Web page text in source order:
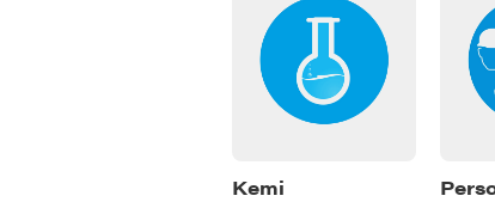
Kemi